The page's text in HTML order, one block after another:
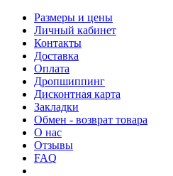
Размеры и цены
Личный кабинет
Контакты
Доставка
Оплата
Дропшиппинг
Дисконтная карта
Закладки
Обмен - возврат товара
О нас
Отзывы
FAQ